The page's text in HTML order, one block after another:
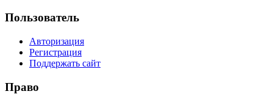
Пользователь
Авторизация
Регистрация
Поддержать сайт
Право